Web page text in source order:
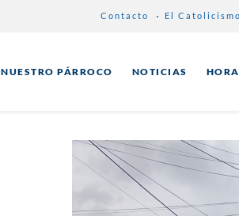
Contacto El Catolicismo
NUESTRO PÁRROCO NOTICIAS